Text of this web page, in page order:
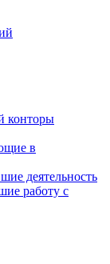
конторы
в
деятельность
работу с